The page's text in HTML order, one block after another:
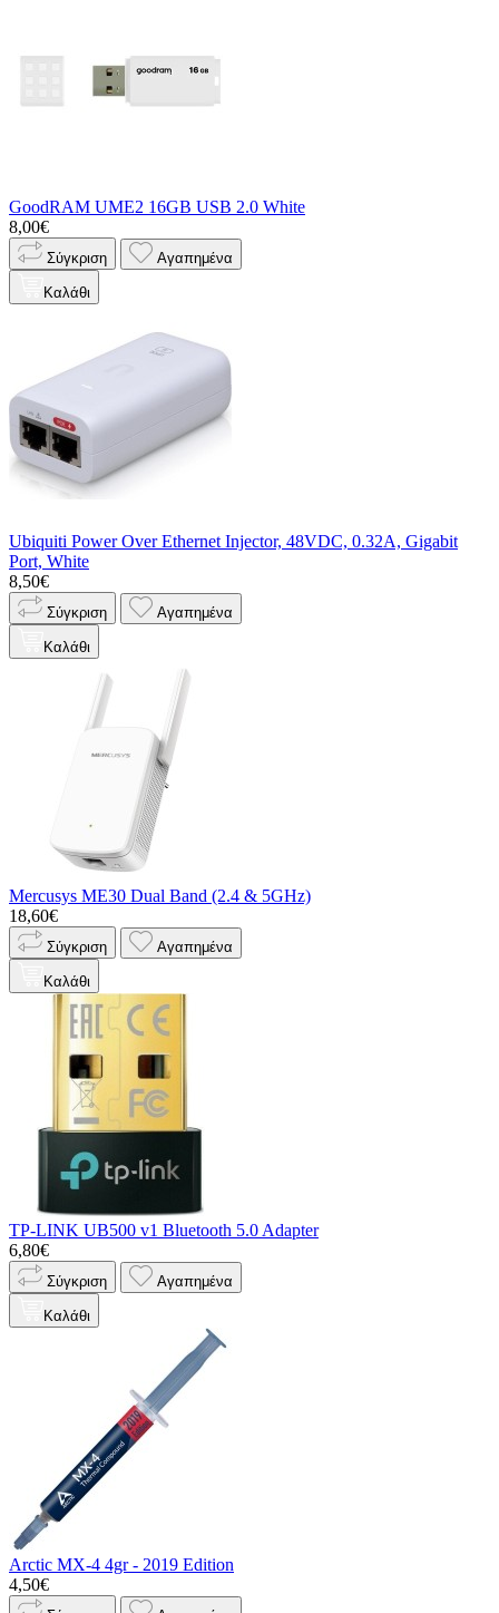
GoodRAM UME2 16GB USB 2.0 White
8,00€
Σύγκριση Αγαπημένα
Καλάθι
Ubiquiti Power Over Ethernet Injector, 48VDC, 0.32A, Gigabit
Port, White
8,50€
Σύγκριση Αγαπημένα
Καλάθι
Mercusys ME30 Dual Band (2.4 & 5GHz)
18,60€
Σύγκριση Αγαπημένα
Καλάθι
TP-LINK UB500 v1 Bluetooth 5.0 Adapter
6,80€
Σύγκριση Αγαπημένα
Καλάθι
Arctic MX-4 4gr - 2019 Edition
4,50€